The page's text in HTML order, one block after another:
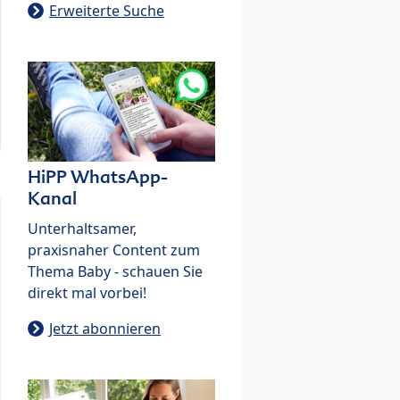
Erweiterte Suche
HiPP WhatsApp-
Kanal
Unterhaltsamer,
praxisnaher Content zum
Thema Baby - schauen Sie
direkt mal vorbei!
Jetzt abonnieren